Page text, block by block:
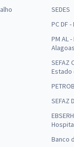
SEDES
PC DF -
PM AL
Alagoas
SEFAZ
Estado
SEFAZ
Banco